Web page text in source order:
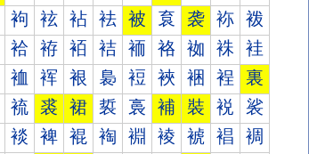
袧 袨 袩 袪 被 袬 袭 袮 袯
袷 袸 袹 袺 袻 袼 袽 袾 袿
裇 裈 裉 裊 裋 裌 裍 裎 裏
裗 裘 裙 裚 裛 補 裝 裞 裟
裧 裨 裩 裪 裫 裬 裭 裮 裯